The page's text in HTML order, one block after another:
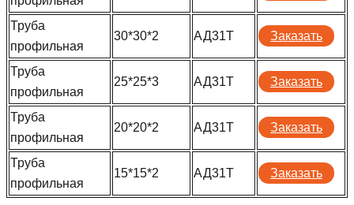
Труба
профильная
30*30*2 АД31Т Заказать
Труба
профильная
25*25*3 АД31Т Заказать
Труба
профильная
20*20*2 АД31Т Заказать
Труба
профильная
15*15*2 АД31Т Заказать